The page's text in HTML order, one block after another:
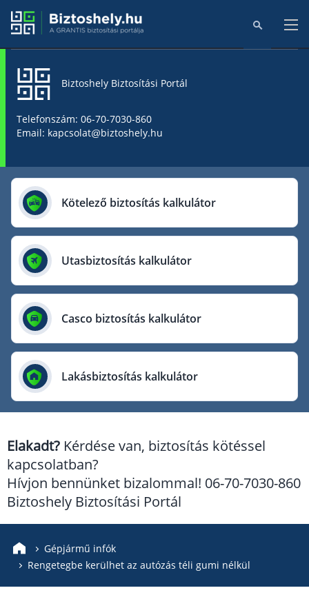
Biztosítók
AIG Biztosító
Allianz Biztosító
Cig Pannónia Biztosító
Genertel Biztosító
Groupama Biztosító
KÖBE Biztosító Egyesület
Mondial Assistance Biztosító
Posta Biztosító
Signal Biztosító
Union Biztosító
Biztoshely Biztosítási Portál
Telefonszám: 06-70-7030-860
Email: kapcsolat@biztoshely.hu
Kötelező biztosítás kalkulátor
Utasbiztosítás kalkulátor
Casco biztosítás kalkulátor
Lakásbiztosítás kalkulátor
Elakadt? Kérdése van, biztosítás kötéssel
kapcsolatban?
Hívjon bennünket bizalommal! 06-70-7030-860
Biztoshely Biztosítási Portál
Gépjármű infók
Rengetegbe kerülhet az autózás téli gumi nélkül